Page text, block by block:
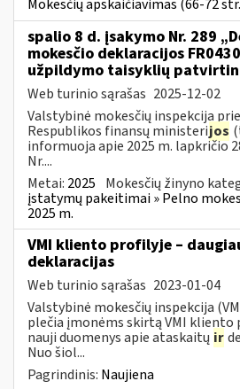
Mokesčių apskaičiavimas (66-72
spalio 8 d. įsakymo Nr. 289
mokesčio deklaracijos
užpildymo taisyklių
Web turinio sąrašas 2025-12-02
Valstybinė mokesčių inspekcija
Respublikos finansų ministerijos
informuoja apie 2025 m. lapkričio
Nr....
Metai: 2025 Mokesčių žinyno
įstatymų pakeitimai » Pelno
2025 m.
VMI kliento profilyje –
deklaracijas
Web turinio sąrašas 2023-01-04
Valstybinė mokesčių inspekcija
plečia įmonėms skirtą VMI
nauji duomenys apie ataskaitų ir
Nuo šiol...
Pagrindinis: Naujiena